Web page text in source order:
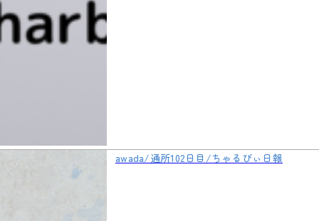
awada/通所102日目/ちゃるびぃ日報